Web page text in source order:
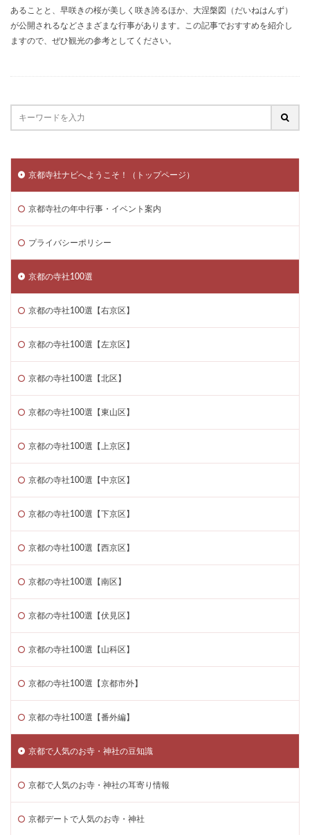
あることと、早咲きの桜が美しく咲き誇るほか、大涅槃図（だいねはんず）
が公開されるなどさまざまな行事があります。この記事でおすすめを紹介し
ますので、ぜひ観光の参考としてください。
京都寺社ナビへようこそ！（トップページ）
京都寺社の年中行事・イベント案内
プライバシーポリシー
京都の寺社100選
京都の寺社100選【右京区】
京都の寺社100選【左京区】
京都の寺社100選【北区】
京都の寺社100選【東山区】
京都の寺社100選【上京区】
京都の寺社100選【中京区】
京都の寺社100選【下京区】
京都の寺社100選【西京区】
京都の寺社100選【南区】
京都の寺社100選【伏見区】
京都の寺社100選【山科区】
京都の寺社100選【京都市外】
京都の寺社100選【番外編】
京都で人気のお寺・神社の豆知識
京都で人気のお寺・神社の耳寄り情報
京都デートで人気のお寺・神社